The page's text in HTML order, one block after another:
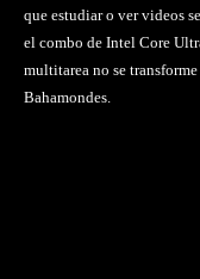
que estudiar o ver videos
el combo de Intel Core
multitarea no se
Bahamondes.